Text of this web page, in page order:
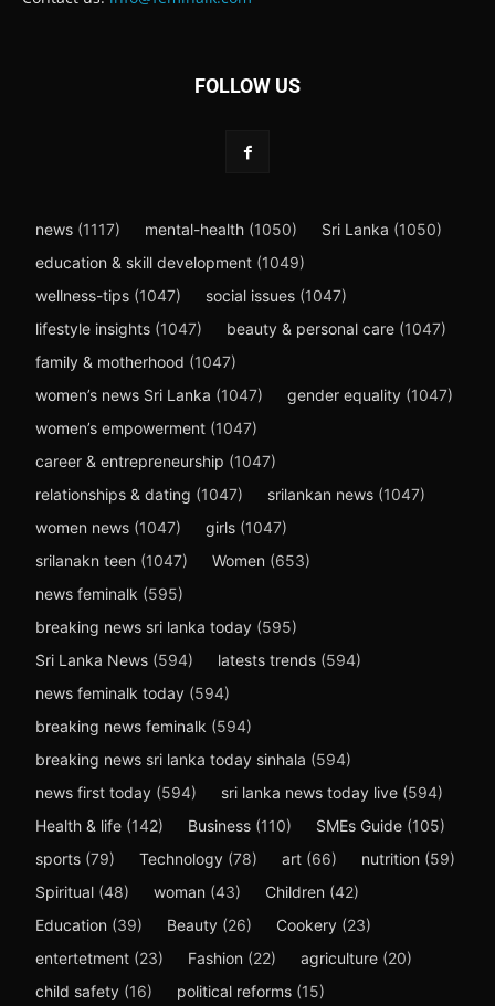
FOLLOW US
news (1117) mental-health (1050) Sri Lanka (1050)
education & skill development (1049)
wellness-tips (1047) social issues (1047)
lifestyle insights (1047) beauty & personal care (1047)
family & motherhood (1047)
women’s news Sri Lanka (1047) gender equality (1047)
women’s empowerment (1047)
career & entrepreneurship (1047)
relationships & dating (1047) srilankan news (1047)
women news (1047) girls (1047)
srilanakn teen (1047) Women (653)
news feminalk (595)
breaking news sri lanka today (595)
Sri Lanka News (594) latests trends (594)
news feminalk today (594)
breaking news feminalk (594)
breaking news sri lanka today sinhala (594)
news first today (594) sri lanka news today live (594)
Health & life (142) Business (110) SMEs Guide (105)
sports (79) Technology (78) art (66) nutrition (59)
Spiritual (48) woman (43) Children (42)
Education (39) Beauty (26) Cookery (23)
entertetment (23) Fashion (22) agriculture (20)
child safety (16) political reforms (15)